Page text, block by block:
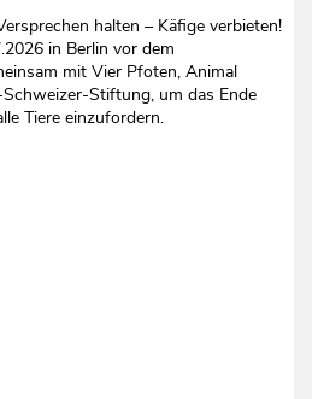
halten – Käfige verbieten!
in Berlin vor dem
mit Vier Pfoten, Animal
Stiftung, um das Ende
Tiere einzufordern.